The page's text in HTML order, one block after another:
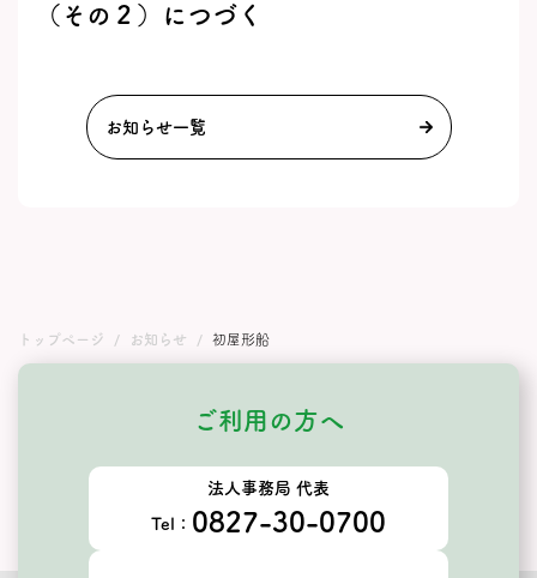
（その２）につづく
お知らせ一覧
トップページ お知らせ 初屋形船
ご利用の方へ
法人事務局 代表
Tel： 0827-30-0700